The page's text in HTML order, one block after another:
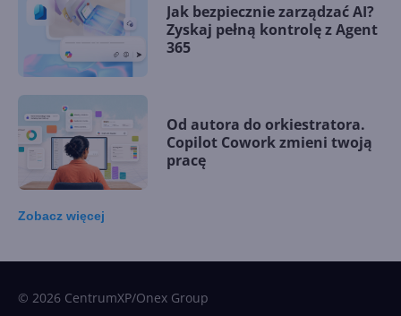
Jak bezpiecznie zarządzać AI?
Zyskaj pełną kontrolę z Agent
365
Od autora do orkiestratora.
Copilot Cowork zmieni twoją
pracę
Zobacz więcej
© 2026 CentrumXP/Onex Group